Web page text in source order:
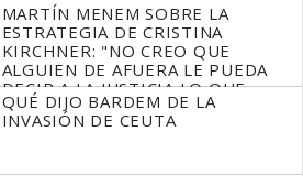
MARTÍN MENEM SOBRE LA
ESTRATEGIA DE CRISTINA
KIRCHNER: "NO CREO QUE
ALGUIEN DE AFUERA LE PUEDA
DECIR A LA JUSTICIA LO QUE
TIENE QUE HACER"
QUÉ DIJO BARDEM DE LA
INVASIÓN DE CEUTA